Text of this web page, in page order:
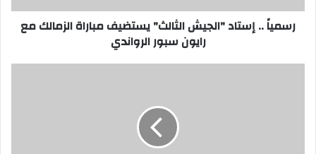
مع
رايون
رسمياً .. إستاد "الجيش الثالث" يستضيف مباراة الزمالك مع
رايون سبور الرواندي